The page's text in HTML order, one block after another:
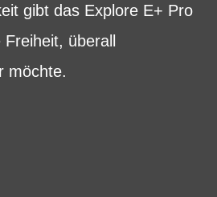
gibt das Explore E+ Pro
überall
möchte.